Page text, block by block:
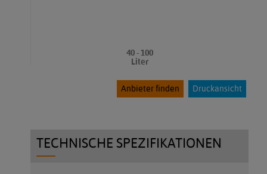
40 - 100
Liter
Druckansicht
Anbieter finden
TECHNISCHE SPEZIFIKATIONEN